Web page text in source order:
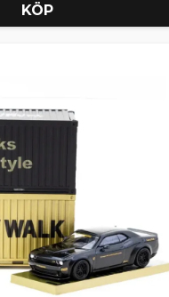
KÖP